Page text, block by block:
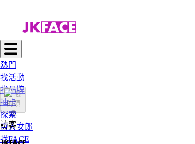
熱門
找活動
找品牌
抽卡
探索
百大女郎
找FACE
訪客